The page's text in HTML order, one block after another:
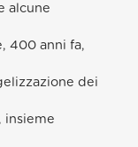
alcune
400 anni fa,
dei
insieme